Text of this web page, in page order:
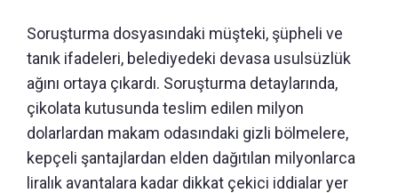
Soruşturma dosyasındaki müşteki, şüpheli ve
tanık ifadeleri, belediyedeki devasa usulsüzlük
ağını ortaya çıkardı. Soruşturma detaylarında,
çikolata kutusunda teslim edilen milyon
dolarlardan makam odasındaki gizli bölmelere,
kepçeli şantajlardan elden dağıtılan milyonlarca
liralık avantalara kadar dikkat çekici iddialar yer